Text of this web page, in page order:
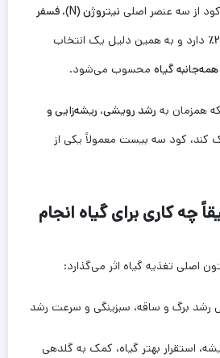
از سه عنصر اصلی
نیتروژن (N)، فسفر
دارد و به همین دلیل یک انتخاب
گیاه محسوب می‌شود.
همزمان به رشد رویشی، ریشه‌زایی و
کند، کود سه بیست معمولاً یکی از
چه کاری برای گیاه انجام
تغذیه گیاه اثر می‌گذارد:
رشد برگ و ساقه، سبزینگی و سرعت رشد
استقرار بهتر گیاه، کمک به گلدهی